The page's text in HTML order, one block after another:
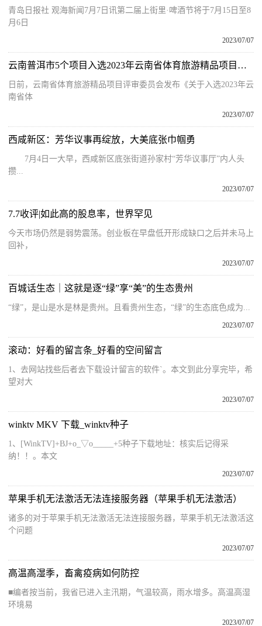
青岛日报社 观海新闻7月7日讯第二届上街里·啤酒节将于7月15日至8
月6日
2023/07/07
云南普洱市5个项目入选2023年云南省体育旅游精品项目和体育文化优秀项目名单
日前，云南省体育旅游精品项目评审委员会发布《关于入选2023年云
南省体
2023/07/07
西咸新区：芳华议事再绽放，大美底张巾帼勇
7月4日一大早，西咸新区底张街道孙家村“芳华议事厅”内人头
攒...
2023/07/07
7.7收评|如此高的股息率，世界罕见
今天市场仍然是弱势震荡。创业板在早盘低开形成缺口之后并未马上
回补，
2023/07/07
百城话生态｜这就是逐“绿”享“美”的生态贵州
“绿”，是山是水是林是贵州。且看贵州生态，“绿”的生态底色成为...
2023/07/07
滚动：好看的留言条_好看的空间留言
1、去网站找些后者去下载设计留言的软件`。本文到此分享完毕，希
望对大
2023/07/07
winktv MKV 下载_winktv种子
1、[WinkTV]+BJ+o_▽o_____+5种子下载地址：核实后记得采
纳！！。本文
2023/07/07
苹果手机无法激活无法连接服务器（苹果手机无法激活）
诸多的对于苹果手机无法激活无法连接服务器，苹果手机无法激活这
个问题
2023/07/07
高温高湿季，畜禽疫病如何防控
■编者按当前，我省已进入主汛期，气温较高，雨水增多。高温高湿
环境易
2023/07/07